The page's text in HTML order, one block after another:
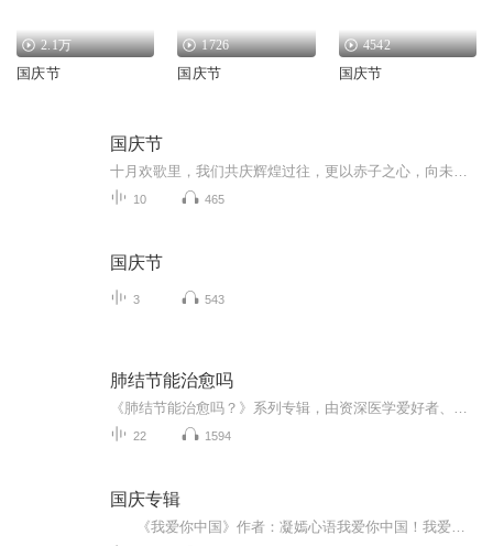
2.1万
国庆节
1726
国庆节
4542
国庆节
国庆节
10 465
国庆节
3 543
肺结节能治愈吗
22 1594
国庆专辑